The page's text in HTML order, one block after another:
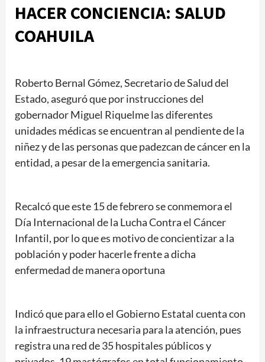
HACER CONCIENCIA: SALUD
COAHUILA
Roberto Bernal Gómez, Secretario de Salud del
Estado, aseguró que por instrucciones del
gobernador Miguel Riquelme las diferentes
unidades médicas se encuentran al pendiente de la
niñez y de las personas que padezcan de cáncer en la
entidad, a pesar de la emergencia sanitaria.
Recalcó que este 15 de febrero se conmemora el
Día Internacional de la Lucha Contra el Cáncer
Infantil, por lo que es motivo de concientizar a la
población y poder hacerle frente a dicha
enfermedad de manera oportuna
Indicó que para ello el Gobierno Estatal cuenta con
la infraestructura necesaria para la atención, pues
registra una red de 35 hospitales públicos y